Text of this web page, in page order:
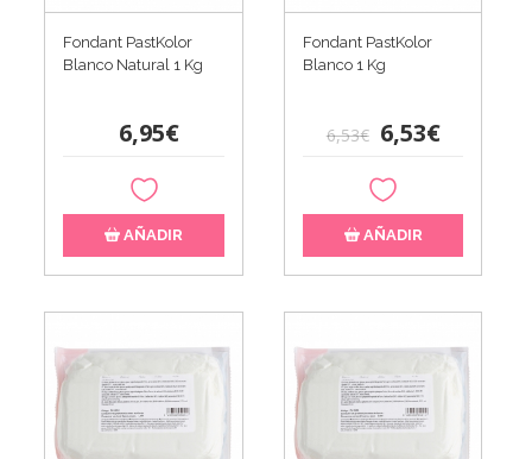
Fondant PastKolor
Blanco Natural 1 Kg
6,95€
AÑADIR
Fondant PastKolor
Blanco 1 Kg
6,53€ 6,53€
AÑADIR